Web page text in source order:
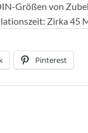
Größen von
Zirka 45
Pinterest